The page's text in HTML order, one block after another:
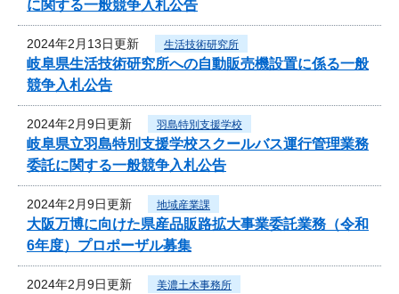
に関する一般競争入札公告
2024年2月13日更新 生活技術研究所
岐阜県生活技術研究所への自動販売機設置に係る一般
競争入札公告
2024年2月9日更新 羽島特別支援学校
岐阜県立羽島特別支援学校スクールバス運行管理業務
委託に関する一般競争入札公告
2024年2月9日更新 地域産業課
大阪万博に向けた県産品販路拡大事業委託業務（令和
6年度）プロポーザル募集
2024年2月9日更新 美濃土木事務所